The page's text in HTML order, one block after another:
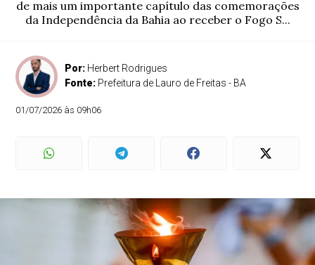
de mais um importante capítulo das comemorações
da Independência da Bahia ao receber o Fogo S...
Por: Herbert Rodrigues
Fonte: Prefeitura de Lauro de Freitas - BA
01/07/2026 às 09h06